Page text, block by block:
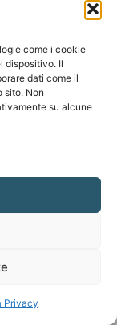
come i cookie
dispositivo. Il
dati come il
sito. Non
su alcune
Privacy